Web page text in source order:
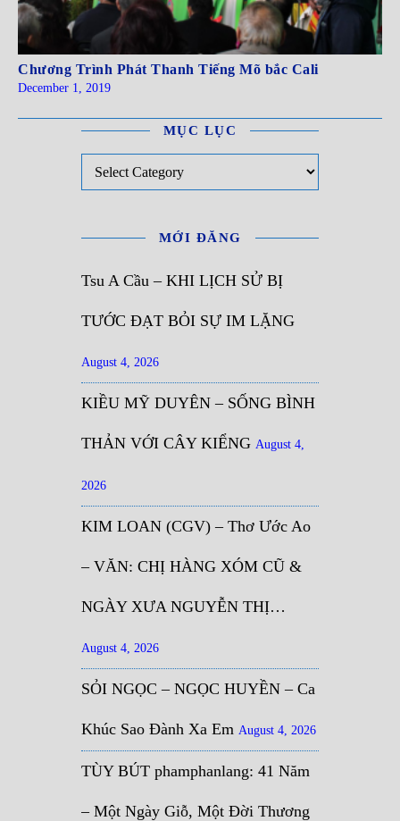
Chương Trình Phát Thanh Tiếng Mõ bắc Cali
December 1, 2019
MỤC LỤC
MỚI ĐĂNG
Tsu A Cầu – KHI LỊCH SỬ BỊ
TƯỚC ĐẠT BỎI SỰ IM LẶNG
August 4, 2026
KIỀU MỸ DUYÊN – SỐNG BÌNH
THẢN VỚI CÂY KIỂNG August 4,
2026
KIM LOAN (CGV) – Thơ Ước Ao
– VĂN: CHỊ HÀNG XÓM CŨ &
NGÀY XƯA NGUYỄN THỊ…
August 4, 2026
SỎI NGỌC – NGỌC HUYỀN – Ca
Khúc Sao Đành Xa Em August 4, 2026
TÙY BÚT phamphanlang: 41 Năm
– Một Ngày Giỗ, Một Đời Thương